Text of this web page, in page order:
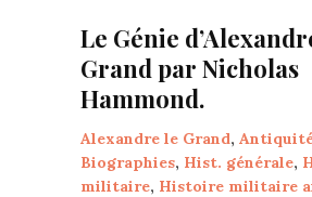
Le Génie
Grand par Nicholas
Hammond.
Alexandre le Grand,
Biographies, Hist. générale,
militaire, Histoire militaire